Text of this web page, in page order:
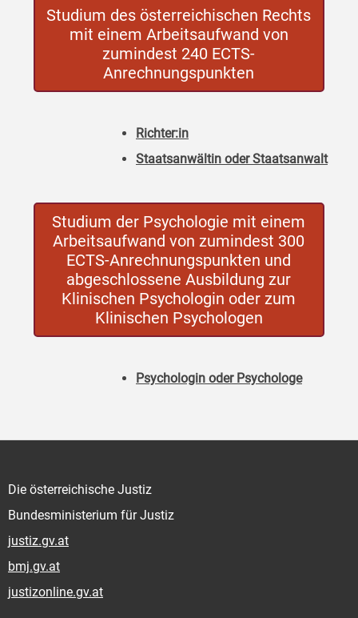
Studium des österreichischen Rechts
mit einem Arbeitsaufwand von
zumindest 240 ECTS-
Anrechnungspunkten
Richter:in
Staatsanwältin oder Staatsanwalt
Studium der Psychologie mit einem
Arbeitsaufwand von zumindest 300
ECTS-Anrechnungspunkten und
abgeschlossene Ausbildung zur
Klinischen Psychologin oder zum
Klinischen Psychologen
Psychologin oder Psychologe
Die österreichische Justiz
Bundesministerium für Justiz
justiz.gv.at
bmj.gv.at
justizonline.gv.at